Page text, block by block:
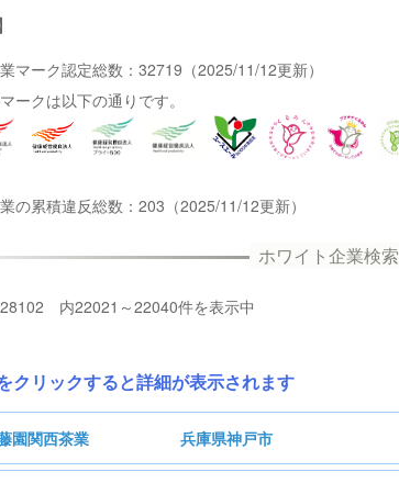
マーク認定総数：32719（2025/11/12更新）
ークは以下の通りです。
の累積違反総数：203（2025/11/12更新）
内22021～22040件を表示中
クリックすると詳細が表示されます
園関西茶業 兵庫県神戸市